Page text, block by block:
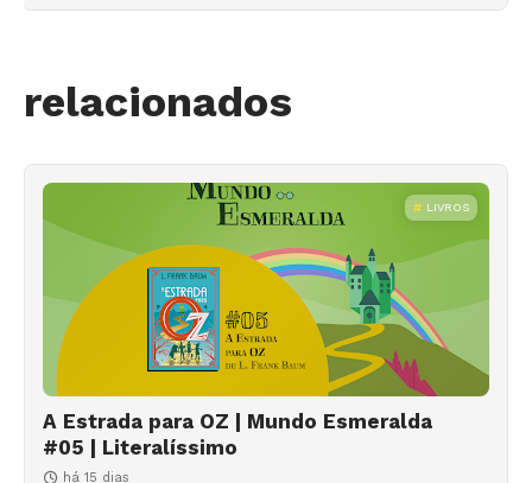
relacionados
LIVROS
A Estrada para OZ | Mundo Esmeralda
#05 | Literalíssimo
há 15 dias